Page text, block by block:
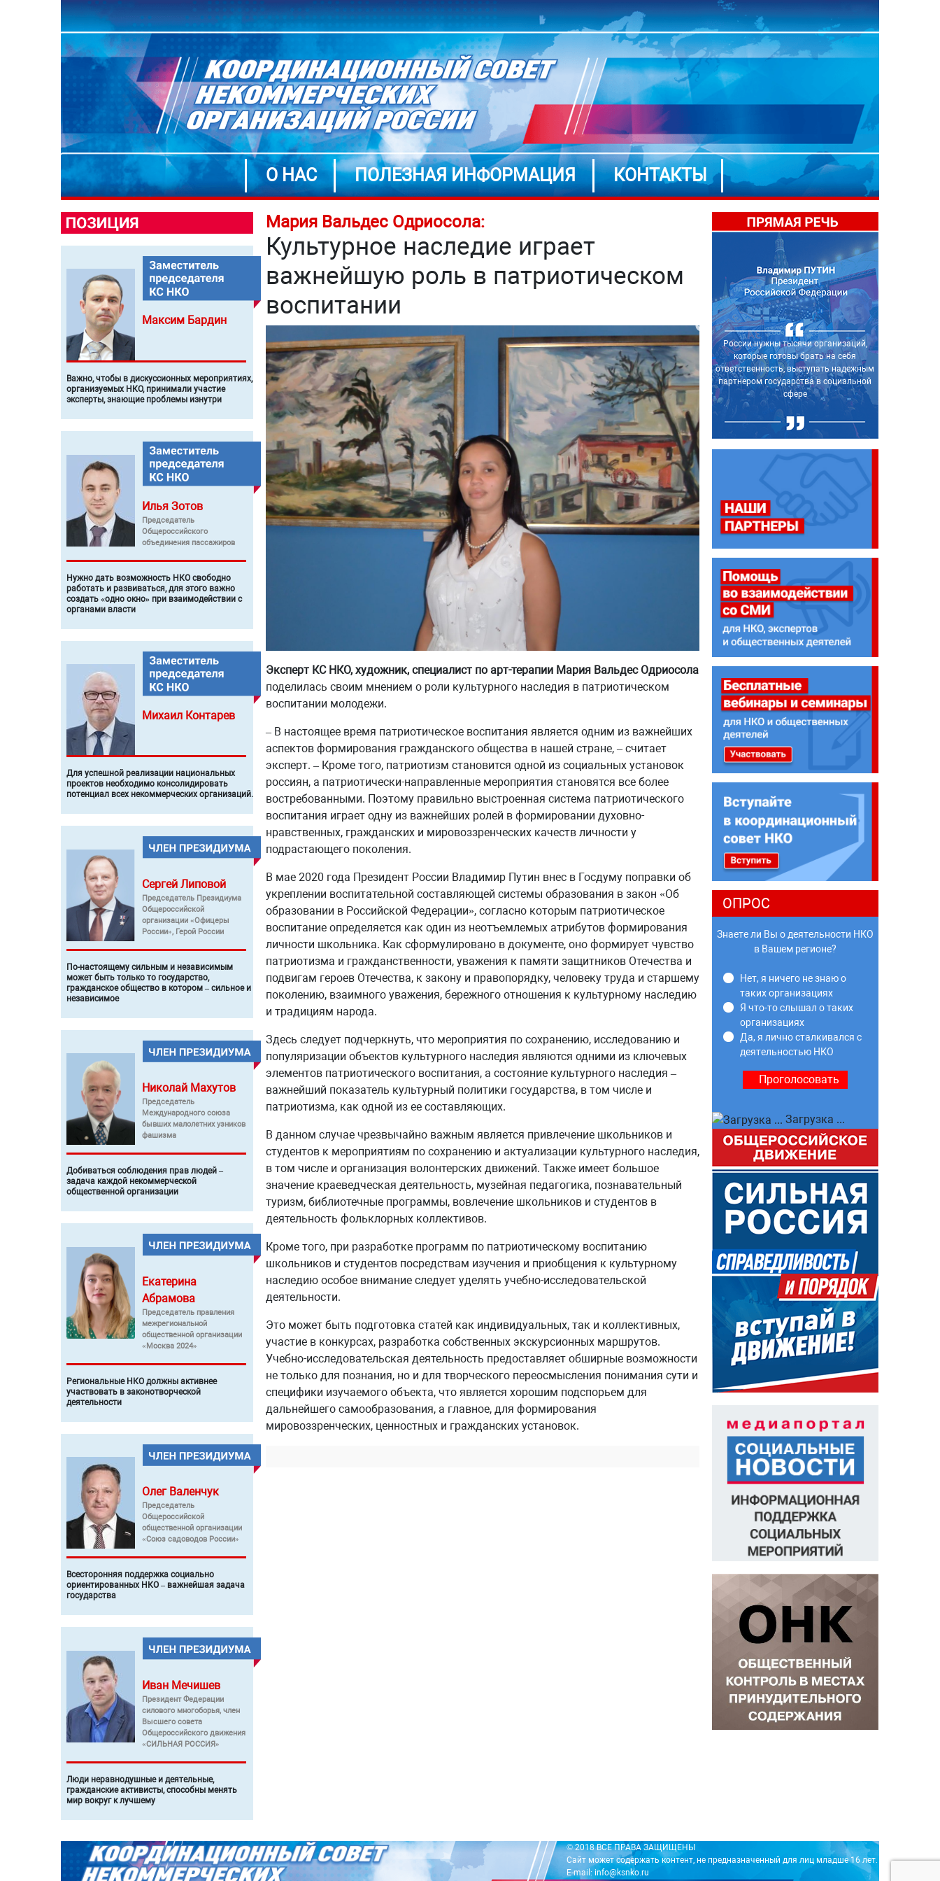
О НАС ПОЛЕЗНАЯ ИНФОРМАЦИЯ КОНТАКТЫ
Максим Бардин
Важно, чтобы в дискуссионных мероприятиях,
организуемых НКО, принимали участие
эксперты, знающие проблемы изнутри
Илья Зотов
Председатель
Общероссийского
объединения пассажиров
Нужно дать возможность НКО свободно
работать и развиваться, для этого важно
создать «одно окно» при взаимодействии с
органами власти
Михаил Контарев
Для успешной реализации национальных
проектов необходимо консолидировать
потенциал всех некоммерческих организаций.
Сергей Липовой
Председатель Президиума
Общероссийской
организации «Офицеры
России», Герой России
По-настоящему сильным и независимым
может быть только то государство,
гражданское общество в котором – сильное и
независимое
Николай Махутов
Председатель
Международного союза
бывших малолетних узников
фашизма
Добиваться соблюдения прав людей –
задача каждой некоммерческой
общественной организации
Екатерина
Абрамова
Председатель правления
межрегиональной
общественной организации
«Москва 2024»
Региональные НКО должны активнее
участвовать в законотворческой
деятельности
Олег Валенчук
Председатель
Общероссийской
общественной организации
«Союз садоводов России»
Всесторонняя поддержка социально
ориентированных НКО – важнейшая задача
государства
Иван Мечишев
Президент Федерации
силового многоборья, член
Высшего совета
Общероссийского движения
«СИЛЬНАЯ РОССИЯ»
Люди неравнодушные и деятельные,
гражданские активисты, способны менять
мир вокруг к лучшему
Мария Вальдес Одриосола:
Культурное наследие играет
важнейшую роль в патриотическом
воспитании
Эксперт КС НКО, художник, специалист по арт-терапии Мария Вальдес Одриосола
поделилась своим мнением о роли культурного наследия в патриотическом
воспитании молодежи.
– В настоящее время патриотическое воспитания является одним из важнейших
аспектов формирования гражданского общества в нашей стране, – считает
эксперт. – Кроме того, патриотизм становится одной из социальных установок
россиян, а патриотически-направленные мероприятия становятся все более
востребованными. Поэтому правильно выстроенная система патриотического
воспитания играет одну из важнейших ролей в формировании духовно-
нравственных, гражданских и мировоззренческих качеств личности у
подрастающего поколения.
В мае 2020 года Президент России Владимир Путин внес в Госдуму поправки об
укреплении воспитательной составляющей системы образования в закон «Об
образовании в Российской Федерации», согласно которым патриотическое
воспитание определяется как один из неотъемлемых атрибутов формирования
личности школьника. Как сформулировано в документе, оно формирует чувство
патриотизма и гражданственности, уважения к памяти защитников Отечества и
подвигам героев Отечества, к закону и правопорядку, человеку труда и старшему
поколению, взаимного уважения, бережного отношения к культурному наследию
и традициям народа.
Здесь следует подчеркнуть, что мероприятия по сохранению, исследованию и
популяризации объектов культурного наследия являются одними из ключевых
элементов патриотического воспитания, а состояние культурного наследия –
важнейший показатель культурный политики государства, в том числе и
патриотизма, как одной из ее составляющих.
В данном случае чрезвычайно важным является привлечение школьников и
студентов к мероприятиям по сохранению и актуализации культурного наследия,
в том числе и организация волонтерских движений. Также имеет большое
значение краеведческая деятельность, музейная педагогика, познавательный
туризм, библиотечные программы, вовлечение школьников и студентов в
деятельность фольклорных коллективов.
Кроме того, при разработке программ по патриотическому воспитанию
школьников и студентов посредствам изучения и приобщения к культурному
наследию особое внимание следует уделять учебно-исследовательской
деятельности.
Это может быть подготовка статей как индивидуальных, так и коллективных,
участие в конкурсах, разработка собственных экскурсионных маршрутов.
Учебно-исследовательская деятельность предоставляет обширные возможности
не только для познания, но и для творческого переосмысления понимания сути и
специфики изучаемого объекта, что является хорошим подспорьем для
дальнейшего самообразования, а главное, для формирования
мировоззренческих, ценностных и гражданских установок.
Обращаю внимание местных властей:
нужно опираться на гражданскую
активность, вместе с общественными
палатами создавать благоприятные
условия для работы НКО в социальной и
других сферах
России нужны тысячи организаций,
которые готовы брать на себя
ответственность, выступать надежным
партнером государства в социальной
сфере
ОПРОС
Знаете ли Вы о деятельности НКО
в Вашем регионе?
Нет, я ничего не знаю о
таких организациях
Я что-то слышал о таких
организациях
Да, я лично сталкивался с
деятельностью НКО
Загрузка ...
© 2018 ВСЕ ПРАВА ЗАЩИЩЕНЫ
Сайт может содержать контент, не предназначенный для лиц младше 16 лет.
E-mail: info@ksnko.ru